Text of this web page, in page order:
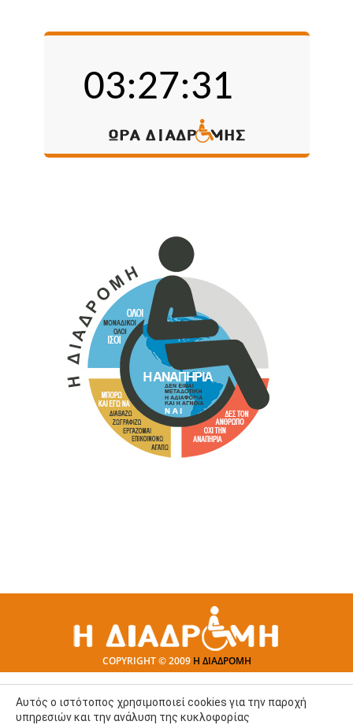
COPYRIGHT © 2009 Η ΔΙΑΔΡΟΜΗ
Αυτός ο ιστότοπος χρησιμοποιεί cookies για την παροχή
υπηρεσιών και την ανάλυση της κυκλοφορίας